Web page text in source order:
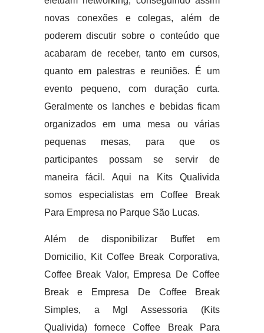
novas conexões e colegas, além de
poderem discutir sobre o conteúdo que
acabaram de receber, tanto em cursos,
quanto em palestras e reuniões. É um
evento pequeno, com duração curta.
Geralmente os lanches e bebidas ficam
organizados em uma mesa ou várias
pequenas mesas, para que os
participantes possam se servir de
maneira fácil. Aqui na Kits Qualivida
somos especialistas em Coffee Break
Para Empresa no Parque São Lucas.
Além de disponibilizar Buffet em
Domicilio, Kit Coffee Break Corporativa,
Coffee Break Valor, Empresa De Coffee
Break e Empresa De Coffee Break
Simples, a Mgl Assessoria (Kits
Qualivida) fornece Coffee Break Para